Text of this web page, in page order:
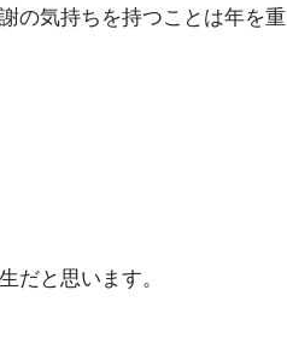
の気持ちを持つことは年を重
だと思います。